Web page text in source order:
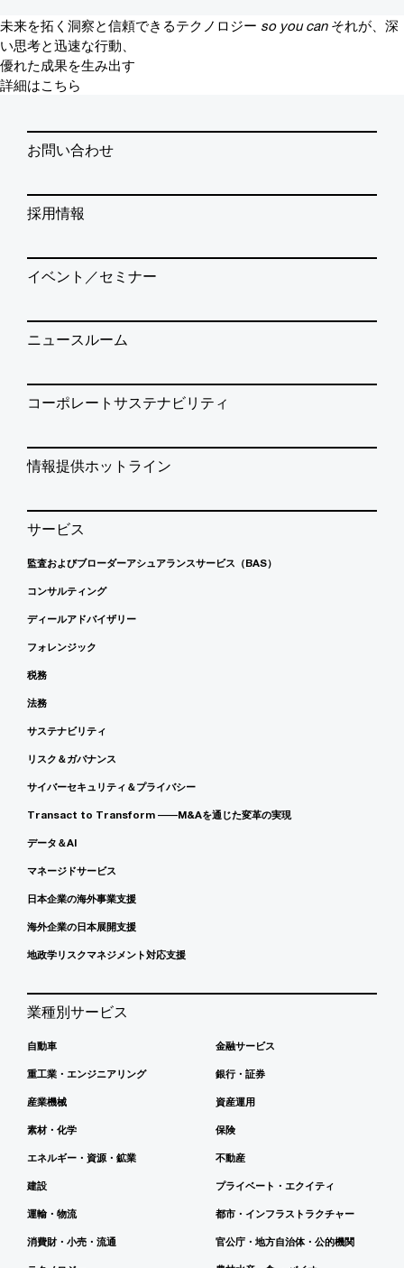
未来を拓く洞察と信頼できるテクノロジー so you can それが、深
い思考と迅速な行動、
優れた成果を生み出す
詳細はこちら
お問い合わせ
採用情報
イベント／セミナー
ニュースルーム
コーポレートサステナビリティ
情報提供ホットライン
サービス
監査およびブローダーアシュアランスサービス（BAS）
コンサルティング
ディールアドバイザリー
フォレンジック
税務
法務
サステナビリティ
リスク＆ガバナンス
サイバーセキュリティ＆プライバシー
Transact to Transform ――M&Aを通じた変革の実現
データ＆AI
マネージドサービス
日本企業の海外事業支援
海外企業の日本展開支援
地政学リスクマネジメント対応支援
業種別サービス
自動車
重工業・エンジニアリング
産業機械
素材・化学
エネルギー・資源・鉱業
建設
運輸・物流
消費財・小売・流通
金融サービス
銀行・証券
資産運用
保険
不動産
プライベート・エクイティ
都市・インフラストラクチャー
官公庁・地方自治体・公的機関